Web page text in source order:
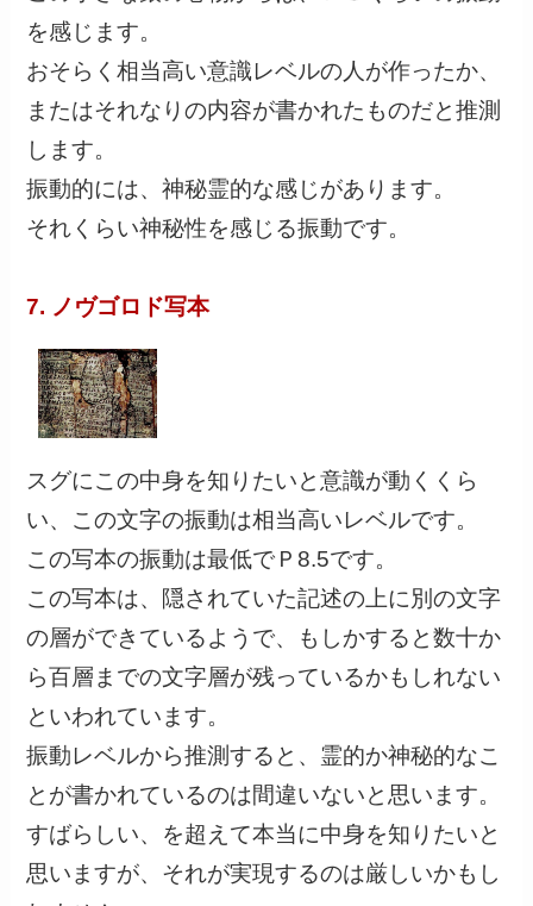
を感じます。
おそらく相当高い意識レベルの人が作ったか、
またはそれなりの内容が書かれたものだと推測
します。
振動的には、神秘霊的な感じがあります。
それくらい神秘性を感じる振動です。
7. ノヴゴロド写本
スグにこの中身を知りたいと意識が動くくら
い、この文字の振動は相当高いレベルです。
この写本の振動は最低でＰ8.5です。
この写本は、隠されていた記述の上に別の文字
の層ができているようで、もしかすると数十か
ら百層までの文字層が残っているかもしれない
といわれています。
振動レベルから推測すると、霊的か神秘的なこ
とが書かれているのは間違いないと思います。
すばらしい、を超えて本当に中身を知りたいと
思いますが、それが実現するのは厳しいかもし